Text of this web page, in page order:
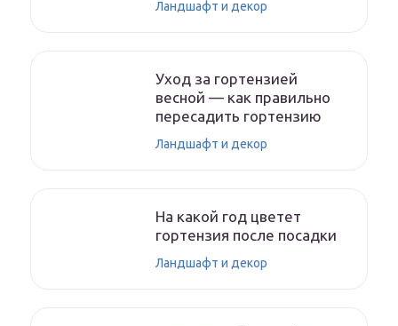
Ландшафт и декор
Уход за гортензией
весной — как правильно
пересадить гортензию
Ландшафт и декор
На какой год цветет
гортензия после посадки
Ландшафт и декор